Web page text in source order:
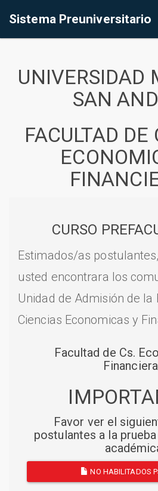
Sistema Preuniversitario
UNIVERSIDAD
SAN
FACULTAD DE
CURSO
Estimados/as
usted encontrara los
Unidad de Admisión de la
Ciencias Economicas y
Facultad de Cs.
Favor ver el
postulantes a la
NO HABILITADOS